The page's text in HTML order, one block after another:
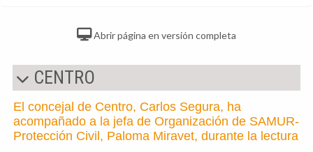
Abrir página en versión completa
CENTRO
El concejal de Centro, Carlos Segura, ha
acompañado a la jefa de Organización de SAMUR-
Protección Civil, Paloma Miravet, durante la lectura